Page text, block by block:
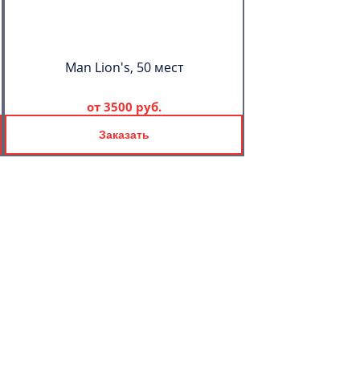
Man Lion's, 50 мест
от 3500 руб.
Заказать